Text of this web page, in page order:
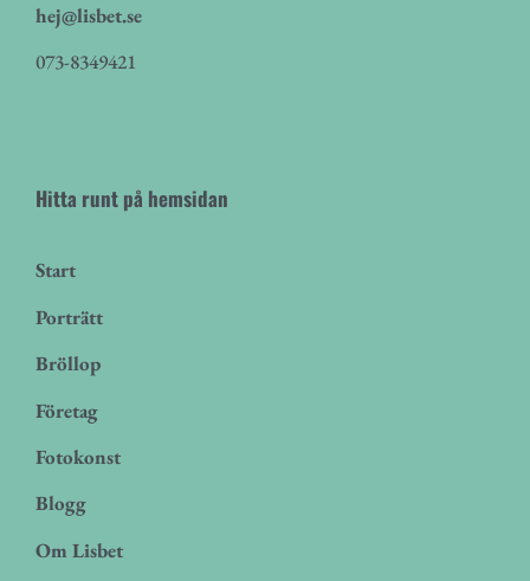
hej@lisbet.se
073-8349421
Hitta runt på hemsidan
Start
Porträtt
Bröllop
Företag
Fotokonst
Blogg
Om Lisbet